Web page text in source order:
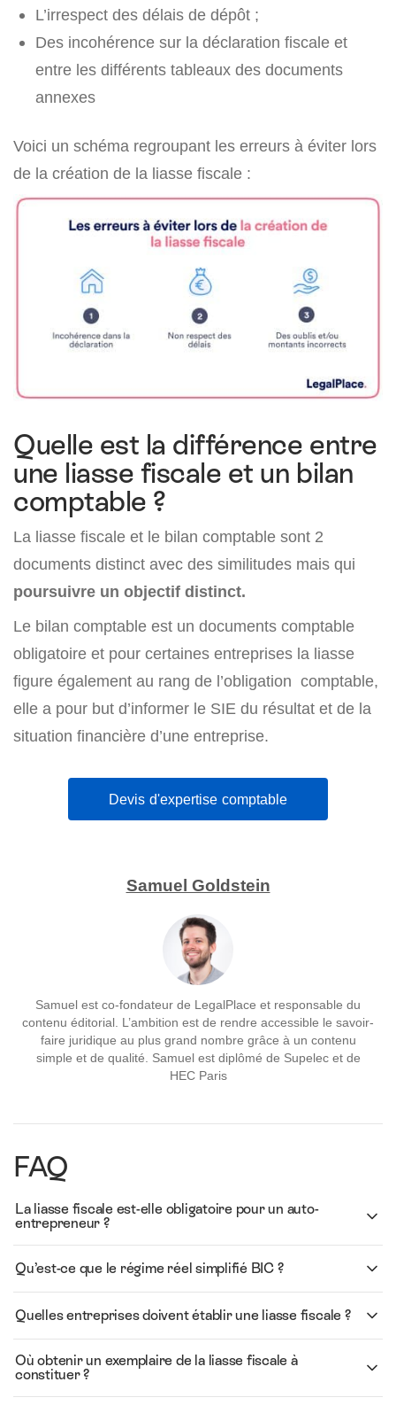
L’irrespect des délais de dépôt ;
Des incohérence sur la déclaration fiscale et
entre les différents tableaux des documents
annexes
Voici un schéma regroupant les erreurs à éviter lors
de la création de la liasse fiscale :
Quelle est la différence entre
une liasse fiscale et un bilan
comptable ?
La liasse fiscale et le bilan comptable sont 2
documents distinct avec des similitudes mais qui
poursuivre un objectif distinct.
Le bilan comptable est un documents comptable
obligatoire et pour certaines entreprises la liasse
figure également au rang de l’obligation comptable,
elle a pour but d’informer le SIE du résultat et de la
situation financière d’une entreprise.
Devis d'expertise comptable
Samuel Goldstein
Samuel est co-fondateur de LegalPlace et responsable du
contenu éditorial. L’ambition est de rendre accessible le savoir-
faire juridique au plus grand nombre grâce à un contenu
simple et de qualité. Samuel est diplômé de Supelec et de
HEC Paris
FAQ
La liasse fiscale est-elle obligatoire pour un auto-
entrepreneur ?
Qu’est-ce que le régime réel simplifié BIC ?
Quelles entreprises doivent établir une liasse fiscale ?
Où obtenir un exemplaire de la liasse fiscale à
constituer ?